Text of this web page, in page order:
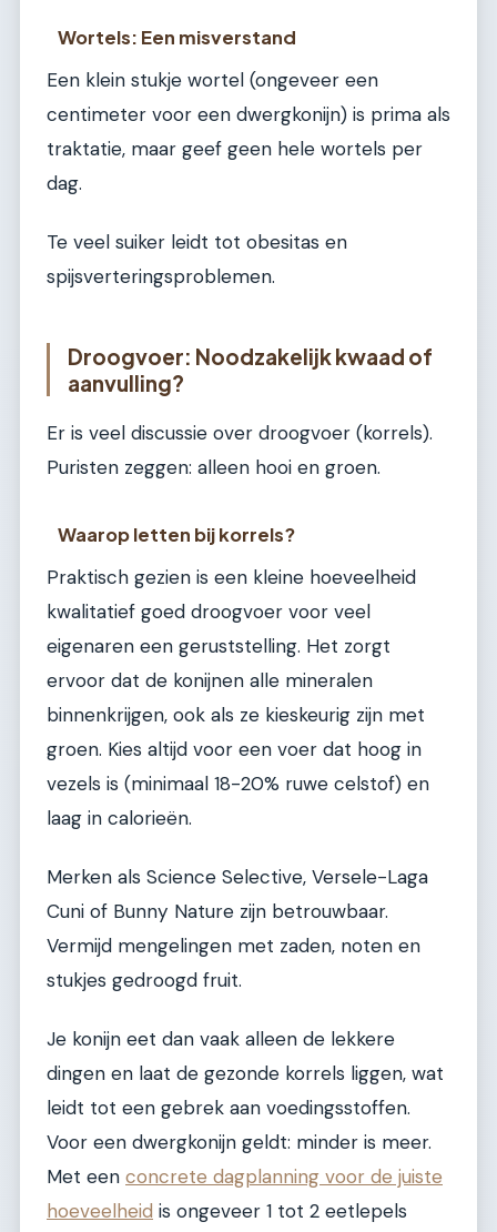
Wortels: Een misverstand
Een klein stukje wortel (ongeveer een
centimeter voor een dwergkonijn) is prima als
traktatie, maar geef geen hele wortels per
dag.
Te veel suiker leidt tot obesitas en
spijsverteringsproblemen.
Droogvoer: Noodzakelijk kwaad of
aanvulling?
Er is veel discussie over droogvoer (korrels).
Puristen zeggen: alleen hooi en groen.
Waarop letten bij korrels?
Praktisch gezien is een kleine hoeveelheid
kwalitatief goed droogvoer voor veel
eigenaren een geruststelling. Het zorgt
ervoor dat de konijnen alle mineralen
binnenkrijgen, ook als ze kieskeurig zijn met
groen. Kies altijd voor een voer dat hoog in
vezels is (minimaal 18-20% ruwe celstof) en
laag in calorieën.
Merken als Science Selective, Versele-Laga
Cuni of Bunny Nature zijn betrouwbaar.
Vermijd mengelingen met zaden, noten en
stukjes gedroogd fruit.
Je konijn eet dan vaak alleen de lekkere
dingen en laat de gezonde korrels liggen, wat
leidt tot een gebrek aan voedingsstoffen.
Voor een dwergkonijn geldt: minder is meer.
Met een concrete dagplanning voor de juiste
hoeveelheid is ongeveer 1 tot 2 eetlepels